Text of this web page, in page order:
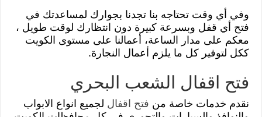
وفي أي وقت تحتاجه بنا تجدنا بجوارك لمساعدتك في
فتح أي قفل وبسرعة كبيرة دون انتظارك لوقت طويل ،
معكم على مدار الساعة، أعمالنا على مستوى الكويت
ككل لتوفير كل ما يلزم أعمال النجارة.
فتح اقفال الشعب البحري
نقدم خدمات خاصة من فتح اقفال لجميع انواع الابواب